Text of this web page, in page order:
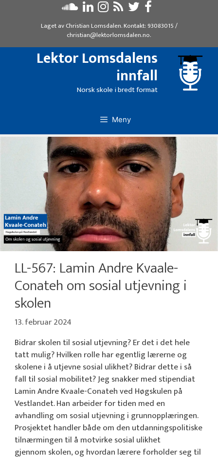
Laget avChristian Lomsdalen. Kontakt: 93083015/
christian@lektorlomsdalen.no.
Lektor Lomsdalens
innfall
Norsk skole i bredt format
Meny
LL-567: Lamin Andre Kvaale-
Conateh om sosial utjevning i
skolen
13. februar 2024
Bidrar skolen til sosial utjevning? Er det i det hele
tatt mulig? Hvilken rolle har egentlig lærerne og
skolene i å utjevne sosial ulikhet? Bidrar dette i så
fall til sosial mobilitet? Jeg snakker med stipendiat
Lamin Andre Kvaale-Conateh ved Høgskulen på
Vestlandet. Han arbeider for tiden med en
avhandling om sosial utjevning i grunnopplæringen.
Prosjektet handler både om den utdanningspolitiske
tilnærmingen til å motvirke sosial ulikhet
gjennom skolen, og hvordan lærere forholder seg til